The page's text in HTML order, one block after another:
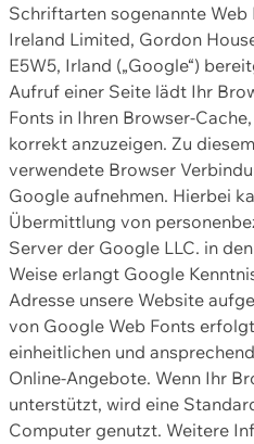
Schriftarten sogenannte
Ireland Limited, Gordon
E5W5, Irland („Google“)
Aufruf einer Seite lädt Ihr
Fonts in Ihren Browser-
korrekt anzuzeigen. Zu
verwendete Browser
Google aufnehmen. Hierbei
Übermittlung von
Server der Google LLC. in
Weise erlangt Google
Adresse unsere Website
von Google Web Fonts
einheitlichen und
Online-Angebote. Wenn Ihr
unterstützt, wird eine
Computer genutzt. Weitere